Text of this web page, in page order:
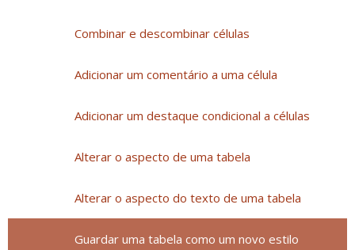
Combinar e descombinar células
Adicionar um comentário a uma célula
Adicionar um destaque condicional a células
Alterar o aspecto de uma tabela
Alterar o aspecto do texto de uma tabela
Guardar uma tabela como um novo estilo